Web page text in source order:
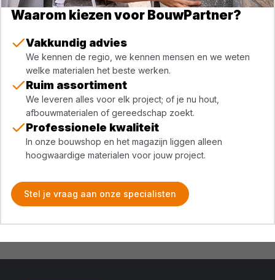
Waarom kiezen voor BouwPartner?
Vakkundig advies
We kennen de regio, we kennen mensen en we weten
welke materialen het beste werken.
Ruim assortiment
We leveren alles voor elk project; of je nu hout,
afbouwmaterialen of gereedschap zoekt.
Professionele kwaliteit
In onze bouwshop en het magazijn liggen alleen
hoogwaardige materialen voor jouw project.
Stel je vraag aan onze specialisten